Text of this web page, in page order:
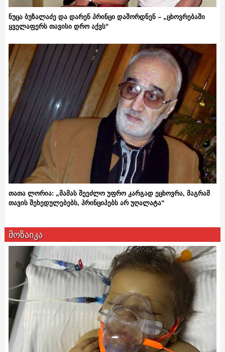
ნუცა ბუზალაძე და დარენ პრინცი დაშორდნენ – „ცხოვრებაში
ყველაფერს თავისი დრო აქვს“
თათა ლორია: „მამას შეეძლო უფრო კარგად ეცხოვრა, მაგრამ
თავის შეხედულებებს, პრინციპებს არ უღალატა“
მოზაიკა